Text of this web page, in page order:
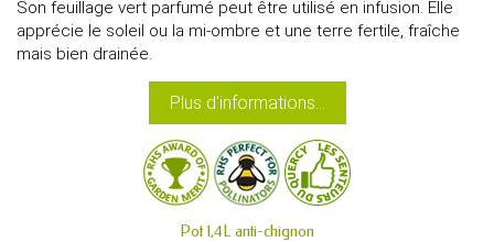
Son feuillage vert parfumé peut être utilisé en infusion. Elle
apprécie le soleil ou la mi-ombre et une terre fertile, fraîche
mais bien drainée.
Plus d'informations...
Pot 1,4L anti-chignon